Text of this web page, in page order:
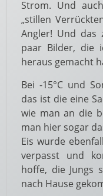
Strom. Und
„stillen
Angler! Und das
paar Bilder, die
heraus gemacht
Bei -15°C und
das ist die eine
wie man an die
man hier sogar
Eis wurde
verpasst und
hoffe, die Jungs
nach Hause